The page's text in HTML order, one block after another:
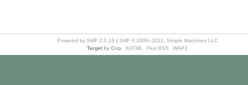
Powered by SMF 2.0.19 | SMF © 2006–2011, Simple Machines LLC
Target by Crip XHTML Flux RSS WAP2